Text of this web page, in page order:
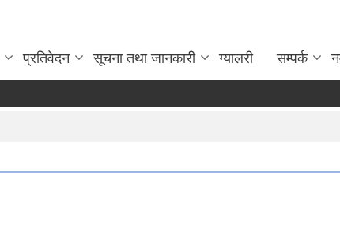
प्रतिवेदन सूचना तथा जानकारी ग्यालरी सम्पर्क